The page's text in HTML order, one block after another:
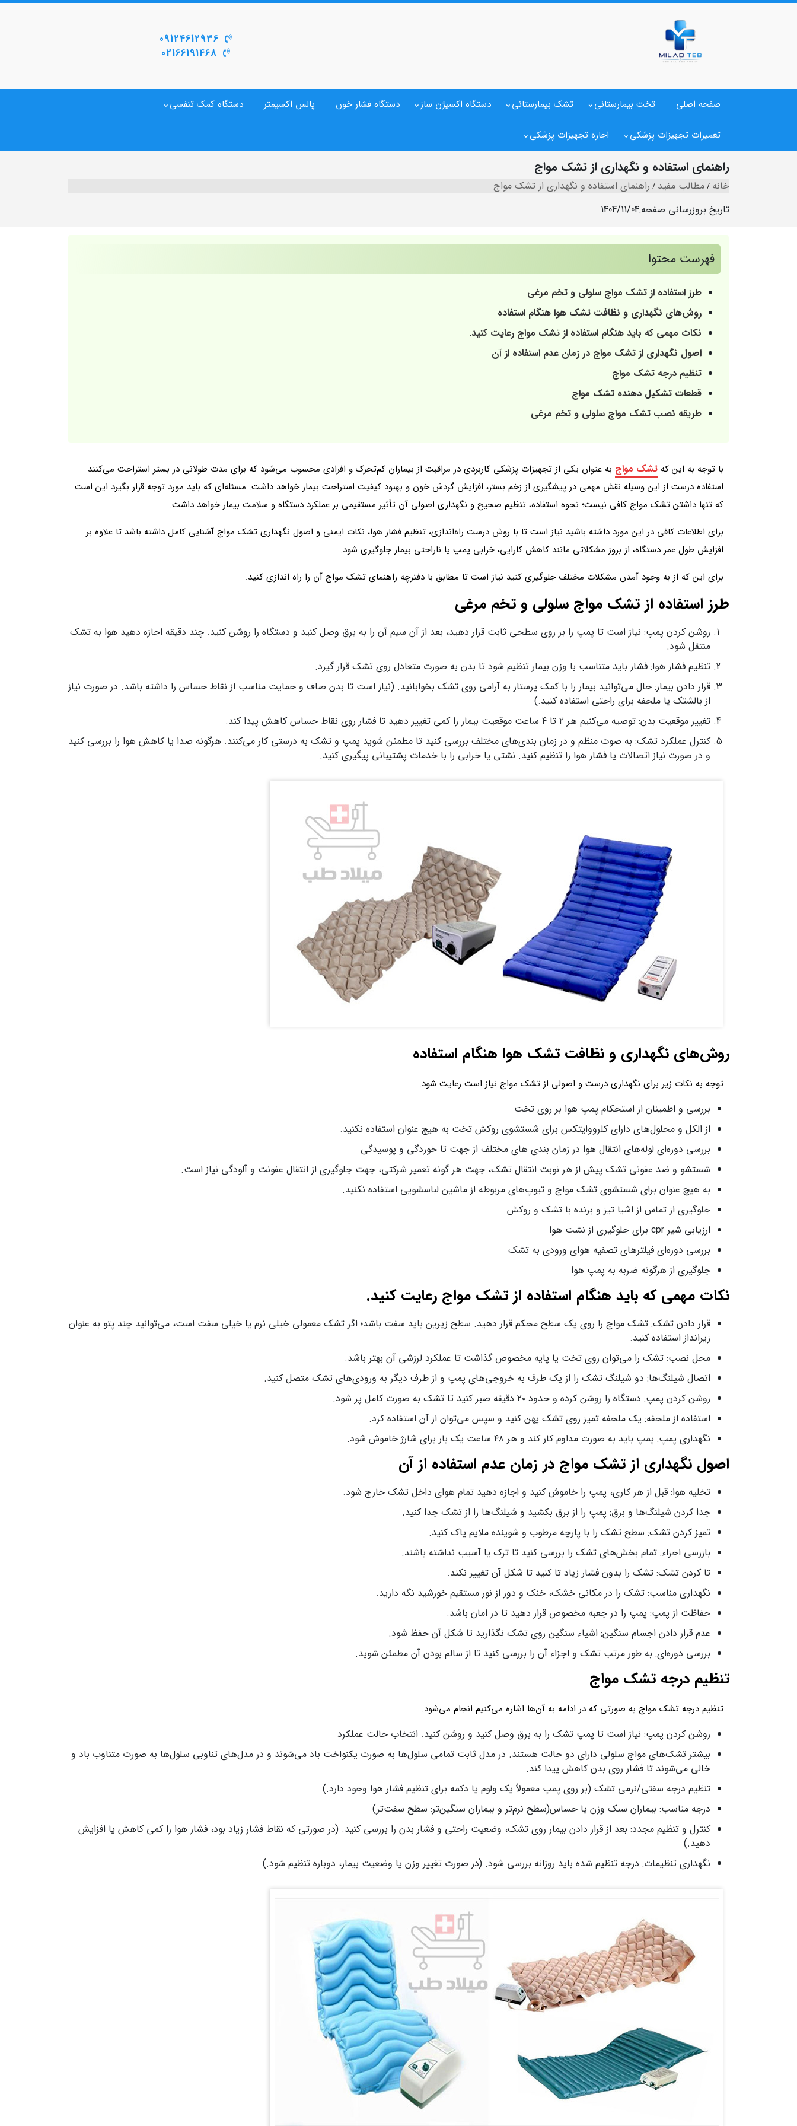
09124612936
02166191468
صفحه اصلی تخت بیمارستانی تشک بیمارستانی دستگاه اکسیژن ساز دستگاه فشار خون پالس اکسیمتر دستگاه کمک تنفسی
تعمیرات تجهیزات پزشکی اجاره تجهیزات پزشکی
راهنمای استفاده و نگهداری از تشک مواج
خانه مطالب مفید راهنمای استفاده و نگهداری از تشک مواج
تاریخ بروزرسانی صفحه:1404/11/04
فهرست محتوا
طرز استفاده از تشک مواج سلولی و تخم مرغی
روش‌های نگهداری و نظافت تشک هوا هنگام استفاده
نکات مهمی که باید هنگام استفاده از تشک مواج رعایت کنید.
اصول نگهداری از تشک مواج در زمان عدم استفاده از آن
تنظیم درجه تشک مواج
قطعات تشکیل دهنده تشک مواج
طریقه نصب تشک مواج سلولی و تخم مرغی
با توجه به این که تشک مواج به عنوان یکی از تجهیزات پزشکی کاربردی در مراقبت از بیماران کم‌تحرک و افرادی محسوب می‌شود که برای مدت طولانی در بستر استراحت می‌کنند
استفاده درست از این وسیله نقش مهمی در پیشگیری از زخم بستر، افزایش گردش خون و بهبود کیفیت استراحت بیمار خواهد داشت. مسئله‌ای که باید مورد توجه قرار بگیرد این است
که تنها داشتن تشک مواج کافی نیست؛ نحوه استفاده، تنظیم صحیح و نگهداری اصولی آن تأثیر مستقیمی بر عملکرد دستگاه و سلامت بیمار خواهد داشت.
برای اطلاعات کافی در این مورد داشته باشید نیاز است تا با روش درست راه‌اندازی، تنظیم فشار هوا، نکات ایمنی و اصول نگهداری تشک مواج آشنایی کامل داشته باشد تا علاوه بر
افزایش طول عمر دستگاه، از بروز مشکلاتی مانند کاهش کارایی، خرابی پمپ یا ناراحتی بیمار جلوگیری شود.
برای این که از به وجود آمدن مشکلات مختلف جلوگیری کنید نیاز است تا مطابق با دفترچه راهنمای تشک مواج آن را راه اندازی کنید.
طرز استفاده از تشک مواج سلولی و تخم مرغی
روشن کردن پمپ: نیاز است تا پمپ را بر روی سطحی ثابت قرار دهید، بعد از آن سیم آن را به برق وصل کنید و دستگاه را روشن کنید. چند دقیقه اجازه دهید هوا به تشک
منتقل شود.
تنظیم فشار هوا: فشار باید متناسب با وزن بیمار تنظیم شود تا بدن به‌ صورت متعادل روی تشک قرار گیرد.
قرار دادن بیمار: حال می‌توانید بیمار را با کمک پرستار به‌ آرامی روی تشک بخوابانید. (نیاز است تا بدن صاف و حمایت مناسب از نقاط حساس را داشته باشد. در صورت نیاز
از بالشتک یا ملحفه برای راحتی استفاده کنید.)
تغییر موقعیت بدن: توصیه می‌کنیم هر ۲ تا ۴ ساعت موقعیت بیمار را کمی تغییر دهید تا فشار روی نقاط حساس کاهش پیدا کند.
کنترل عملکرد تشک: به‌ صوت منظم و در زمان بندی‌های مختلف بررسی کنید تا مطمئن شوید پمپ و تشک به‌ درستی کار می‌کنند. هرگونه صدا یا کاهش هوا را بررسی کنید
و در صورت نیاز اتصالات یا فشار هوا را تنظیم کنید. نشتی یا خرابی را با خدمات پشتیبانی پیگیری کنید.
روش‌های نگهداری و نظافت تشک هوا هنگام استفاده
توجه به نکات زیر برای نگهداری درست و اصولی از تشک مواج نیاز است رعایت شود.
بررسی و اطمینان از استحکام پمپ هوا بر روی تخت
از الکل و محلول‌های دارای کلرووایتکس برای شستشوی روکش تخت به هیچ عنوان استفاده نکنید.
بررسی دوره‌ای لوله‌های انتقال هوا در زمان بندی های مختلف از جهت تا خوردگی و پوسیدگی
شستشو و ضد عفونی تشک پیش از هر نوبت انتقال تشک، جهت هر گونه تعمیر شرکتی، جهت جلوگیری از انتقال عفونت و آلودگی نیاز است.
به هیچ عنوان برای شستشوی تشک مواج و تیوپ‌های مربوطه از ماشین لباسشویی استفاده نکنید.
جلوگیری از تماس از اشیا تیز و برنده با تشک و روکش
ارزیابی شیر cpr برای جلوگیری از نشت هوا
بررسی دوره‌ای فیلترهای تصفیه هوای ورودی به تشک
جلوگیری از هرگونه ضربه به پمپ هوا
نکات مهمی که باید هنگام استفاده از تشک مواج رعایت کنید.
قرار دادن تشک: تشک مواج را روی یک سطح محکم قرار دهید. سطح زیرین باید سفت باشد؛ اگر تشک معمولی خیلی نرم یا خیلی سفت است، می‌توانید چند پتو به‌ عنوان
زیرانداز استفاده کنید.
محل نصب: تشک را می‌توان روی تخت یا پایه مخصوص گذاشت تا عملکرد لرزشی آن بهتر باشد.
اتصال شیلنگ‌ها: دو شیلنگ تشک را از یک طرف به خروجی‌های پمپ و از طرف دیگر به ورودی‌های تشک متصل کنید.
روشن کردن پمپ: دستگاه را روشن کرده و حدود ۲۰ دقیقه صبر کنید تا تشک به‌ صورت کامل پر شود.
استفاده از ملحفه: یک ملحفه تمیز روی تشک پهن کنید و سپس می‌توان از آن استفاده کرد.
نگهداری پمپ: پمپ باید به‌ صورت مداوم کار کند و هر ۴۸ ساعت یک بار برای شارژ خاموش شود.
اصول نگهداری از تشک مواج در زمان عدم استفاده از آن
تخلیه هوا: قبل از هر کاری، پمپ را خاموش کنید و اجازه دهید تمام هوای داخل تشک خارج شود.
جدا کردن شیلنگ‌ها و برق: پمپ را از برق بکشید و شیلنگ‌ها را از تشک جدا کنید.
تمیز کردن تشک: سطح تشک را با پارچه مرطوب و شوینده ملایم پاک کنید.
بازرسی اجزاء: تمام بخش‌های تشک را بررسی کنید تا ترک یا آسیب نداشته باشند.
تا کردن تشک: تشک را بدون فشار زیاد تا کنید تا شکل آن تغییر نکند.
نگهداری مناسب: تشک را در مکانی خشک، خنک و دور از نور مستقیم خورشید نگه دارید.
حفاظت از پمپ: پمپ را در جعبه مخصوص قرار دهید تا در امان باشد.
عدم قرار دادن اجسام سنگین: اشیاء سنگین روی تشک نگذارید تا شکل آن حفظ شود.
بررسی دوره‌ای: به‌ طور مرتب تشک و اجزاء آن را بررسی کنید تا از سالم بودن آن مطمئن شوید.
تنظیم درجه تشک مواج
تنظیم درجه تشک مواج به صورتی که در ادامه به آن‌ها اشاره می‌کنیم انجام می‌شود.
روشن کردن پمپ: نیاز است تا پمپ تشک را به برق وصل کنید و روشن کنید. انتخاب حالت عملکرد
بیشتر تشک‌های مواج سلولی دارای دو حالت هستند. در مدل ثابت تمامی سلول‌ها به صورت یکنواخت باد می‌شوند و در مدل‌های تناوبی سلول‌ها به صورت متناوب باد و
خالی می‌شوند تا فشار روی بدن کاهش پیدا کند.
تنظیم درجه سفتی/نرمی تشک (بر روی پمپ معمولاً یک ولوم یا دکمه برای تنظیم فشار هوا وجود دارد.)
درجه مناسب: بیماران سبک وزن یا حساس(سطح نرم‌تر و بیماران سنگین‌تر: سطح سفت‌تر)
کنترل و تنظیم مجدد: بعد از قرار دادن بیمار روی تشک، وضعیت راحتی و فشار بدن را بررسی کنید. (در صورتی که نقاط فشار زیاد بود، فشار هوا را کمی کاهش یا افزایش
دهید.)
نگهداری تنظیمات: درجه تنظیم شده باید روزانه بررسی شود. (در صورت تغییر وزن یا وضعیت بیمار، دوباره تنظیم شود.)